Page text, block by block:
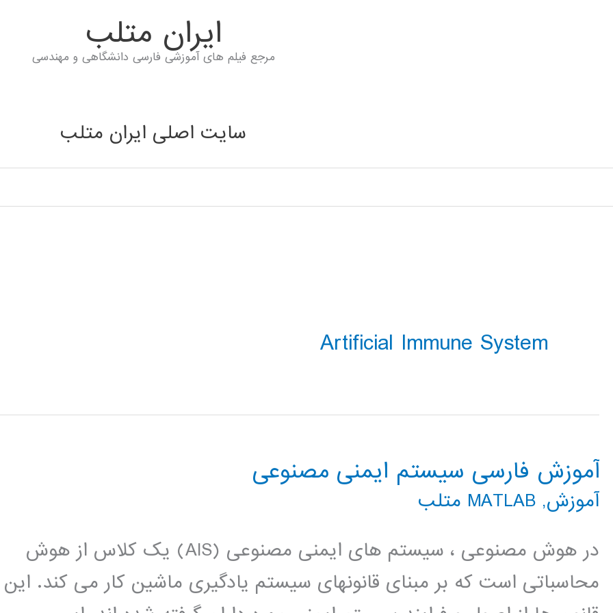
ايران متلب
مرجع فیلم های آموزشی فارسی دانشگاهی و مهندسی
سایت اصلی ایران متلب
Artificial Immune System
آموزش فارسی سیستم ایمنی مصنوعی
آموزش, MATLAB متلب
در هوش مصنوعی ، سیستم های ایمنی مصنوعی (AIS) یک کلاس از هوش
محاسباتی است که بر مبنای قانونهای سیستم یادگیری ماشین کار می کند. این